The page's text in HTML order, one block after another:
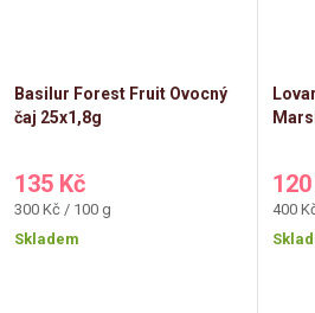
Basilur Forest Fruit Ovocný
čaj 25x1,8g
135 Kč
Měrná
cena:
300 Kč / 100 g
Skladem
Měrná
cena:
400